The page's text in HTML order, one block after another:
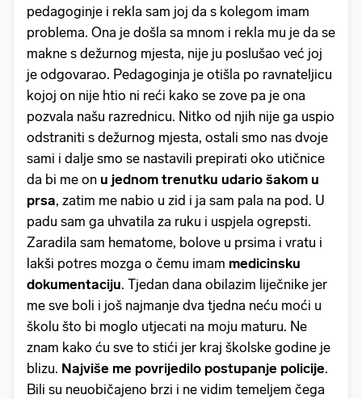
pedagoginje i rekla sam joj da s kolegom imam
problema. Ona je došla sa mnom i rekla mu je da se
makne s dežurnog mjesta, nije ju poslušao već joj
je odgovarao. Pedagoginja je otišla po ravnateljicu
kojoj on nije htio ni reći kako se zove pa je ona
pozvala našu razrednicu. Nitko od njih nije ga uspio
odstraniti s dežurnog mjesta, ostali smo nas dvoje
sami i dalje smo se nastavili prepirati oko utičnice
da bi me on u jednom trenutku udario šakom u
prsa, zatim me nabio u zid i ja sam pala na pod. U
padu sam ga uhvatila za ruku i uspjela ogrepsti.
Zaradila sam hematome, bolove u prsima i vratu i
lakši potres mozga o čemu imam medicinsku
dokumentaciju. Tjedan dana obilazim liječnike jer
me sve boli i još najmanje dva tjedna neću moći u
školu što bi moglo utjecati na moju maturu. Ne
znam kako ću sve to stići jer kraj školske godine je
blizu. Najviše me povrijedilo postupanje policije.
Bili su neuobičajeno brzi i ne vidim temeljem čega